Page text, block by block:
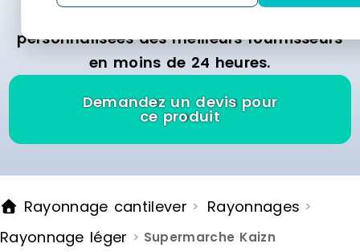
gratuitement et recevez des offres
personnalisées des meilleurs fournisseurs
en moins de 24 heures.
Demandez un devis pour
ce produit
Rayonnage cantilever > Rayonnages >
Rayonnage léger > Supermarche Kaizn